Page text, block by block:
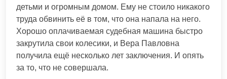
детьми и огромным домом. Ему не стоило никакого
труда обвинить её в том, что она напала на него.
Хорошо оплачиваемая судебная машина быстро
закрутила свои колесики, и Вера Павловна
получила ещё несколько лет заключения. И опять
за то, что не совершала.